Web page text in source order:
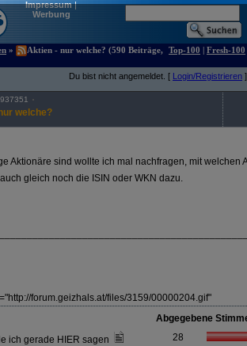
Impressum|
Werbung
»
Aktien - nur welche? (590 Beiträge,
Top-100 | Fresh-100
Du bist nicht angemeldet. [ Login/Registrieren ]
welche?
Aktionäre sind wollte ich mal nachfragen, mit welchen
gleich noch die ISIN oder WKN dazu.
forum.geizhals.at/files/3159/00000204.gif"
Abgegebene
ich gerade HIER sagen
28